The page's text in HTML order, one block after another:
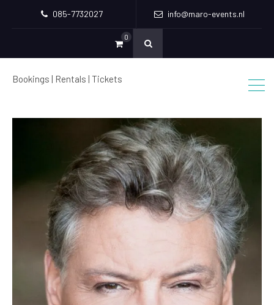
085-7732027 info@maro-events.nl
0
Bookings | Rentals | Tickets